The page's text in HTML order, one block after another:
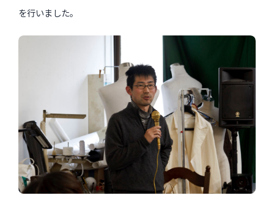
過去のオープン講座
配信中のオンライン講座
全ての記事ページ
を行いました。